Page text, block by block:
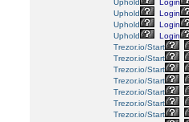
Uphold
Login
Uphold
Login
Uphold
Login
Uphold
Login
Trezor.io/Start
Trezor.io/Start
Trezor.io/Start
Trezor.io/Start
Trezor.io/Start
Trezor.io/Start
Trezor.io/Start